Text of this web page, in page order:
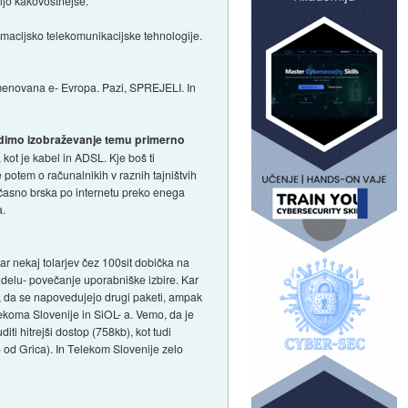
telekomunikacijske tehnologije.
e- Evropa. Pazi, SPREJELI. In
izobraževanje temu primerno
je kabel in ADSL. Kje boš ti
o računalnikih v raznih tajništvih
brska po internetu preko enega
nekaj tolarjev čez 100sit dobička na
povečanje uporabniške izbire. Kar
se napovedujejo drugi paketi, ampak
Slovenije in SiOL- a. Vemo, da je
hitrejši dostop (758kb), kot tudi
Grica). In Telekom Slovenije zelo